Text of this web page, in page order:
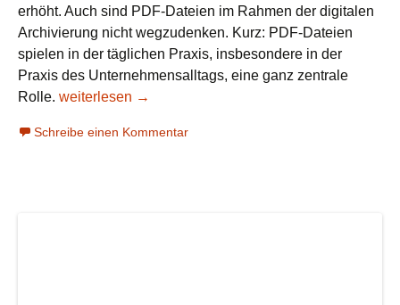
erhöht. Auch sind PDF-Dateien im Rahmen der digitalen
Archivierung nicht wegzudenken. Kurz: PDF-Dateien
spielen in der täglichen Praxis, insbesondere in der
Praxis des Unternehmensalltags, eine ganz zentrale
Rolle. PDF-Dateien erstellen und optimal nutzen (Teil 1)
weiterlesen →
Schreibe einen Kommentar